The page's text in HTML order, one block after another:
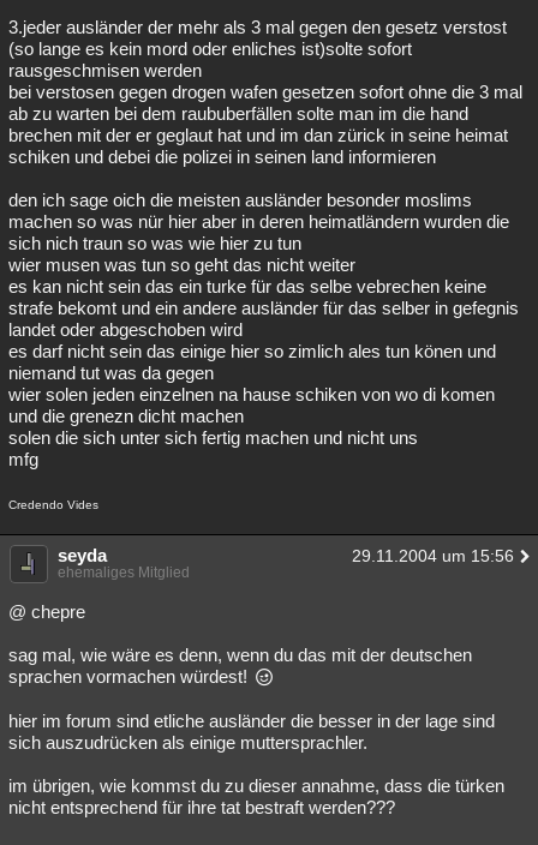
3.jeder ausländer der mehr als 3 mal gegen den gesetz verstost
(so lange es kein mord oder enliches ist)solte sofort
rausgeschmisen werden
bei verstosen gegen drogen wafen gesetzen sofort ohne die 3 mal
ab zu warten bei dem raububerfällen solte man im die hand
brechen mit der er geglaut hat und im dan zürick in seine heimat
schiken und debei die polizei in seinen land informieren
den ich sage oich die meisten ausländer besonder moslims
machen so was nür hier aber in deren heimatländern wurden die
sich nich traun so was wie hier zu tun
wier musen was tun so geht das nicht weiter
es kan nicht sein das ein turke für das selbe vebrechen keine
strafe bekomt und ein andere ausländer für das selber in gefegnis
landet oder abgeschoben wird
es darf nicht sein das einige hier so zimlich ales tun könen und
niemand tut was da gegen
wier solen jeden einzelnen na hause schiken von wo di komen
und die grenezn dicht machen
solen die sich unter sich fertig machen und nicht uns
mfg
Credendo Vides
seyda 29.11.2004 um 15:56
ehemaliges Mitglied
@ chepre
sag mal, wie wäre es denn, wenn du das mit der deutschen
sprachen vormachen würdest!
hier im forum sind etliche ausländer die besser in der lage sind
sich auszudrücken als einige muttersprachler.
im übrigen, wie kommst du zu dieser annahme, dass die türken
nicht entsprechend für ihre tat bestraft werden???